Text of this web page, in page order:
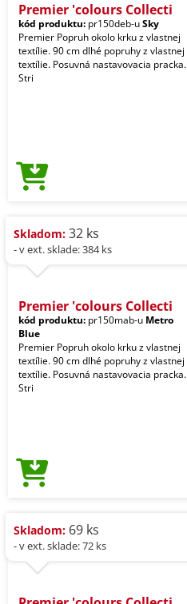
Premier 'colours Collecti
kód produktu: pr150deb-uSky
Premier Popruh okolo krku z vlastnej
textílie. 90 cm dlhé popruhy z vlastnej
textílie. Posuvná nastavovacia pracka.
Stri
Skladom: 32 ks
- v ext. sklade: 384 ks
Premier 'colours Collecti
kód produktu: pr150mab-u Metro
Blue
Premier Popruh okolo krku z vlastnej
textílie. 90 cm dlhé popruhy z vlastnej
textílie. Posuvná nastavovacia pracka.
Stri
Skladom: 69 ks
- v ext. sklade: 72 ks